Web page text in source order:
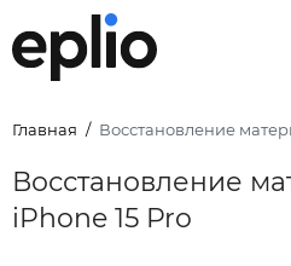
Главная Восстановление
Восстановление
iPhone 15 Pro